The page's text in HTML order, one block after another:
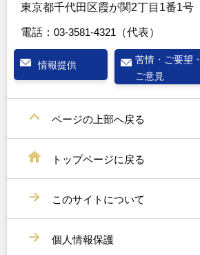
東京都千代田区霞が関2丁目1番1号
電話： 03-3581-4321 （代表）
情報提供
苦情・ご要望・
ご意見
ページの上部へ戻る
トップページに戻る
このサイトについて
個人情報保護